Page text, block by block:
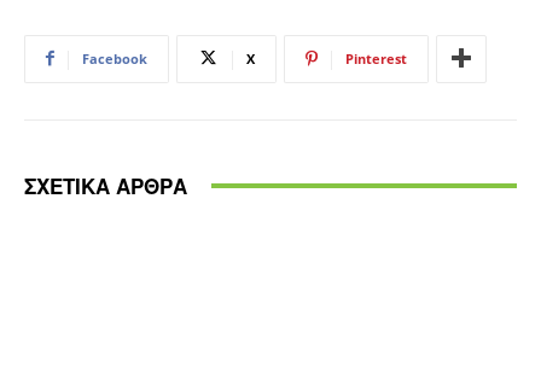
Facebook X Pinterest
ΣΧΕΤΙΚΑ ΑΡΘΡΑ